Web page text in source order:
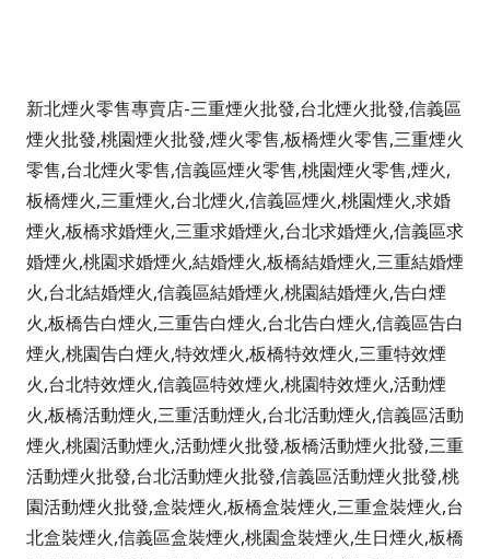
新北煙火零售專賣店-三重煙火批發,台北煙火批發,信義區
煙火批發,桃園煙火批發,煙火零售,板橋煙火零售,三重煙火
零售,台北煙火零售,信義區煙火零售,桃園煙火零售,煙火,
板橋煙火,三重煙火,台北煙火,信義區煙火,桃園煙火,求婚
煙火,板橋求婚煙火,三重求婚煙火,台北求婚煙火,信義區求
婚煙火,桃園求婚煙火,結婚煙火,板橋結婚煙火,三重結婚煙
火,台北結婚煙火,信義區結婚煙火,桃園結婚煙火,告白煙
火,板橋告白煙火,三重告白煙火,台北告白煙火,信義區告白
煙火,桃園告白煙火,特效煙火,板橋特效煙火,三重特效煙
火,台北特效煙火,信義區特效煙火,桃園特效煙火,活動煙
火,板橋活動煙火,三重活動煙火,台北活動煙火,信義區活動
煙火,桃園活動煙火,活動煙火批發,板橋活動煙火批發,三重
活動煙火批發,台北活動煙火批發,信義區活動煙火批發,桃
園活動煙火批發,盒裝煙火,板橋盒裝煙火,三重盒裝煙火,台
北盒裝煙火,信義區盒裝煙火,桃園盒裝煙火,生日煙火,板橋